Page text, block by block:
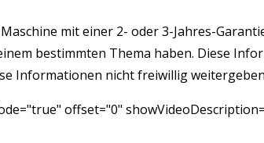
mit einer 2- oder 3-Jahres-
bestimmten Thema haben. Diese
Informationen nicht freiwillig
offset="0"